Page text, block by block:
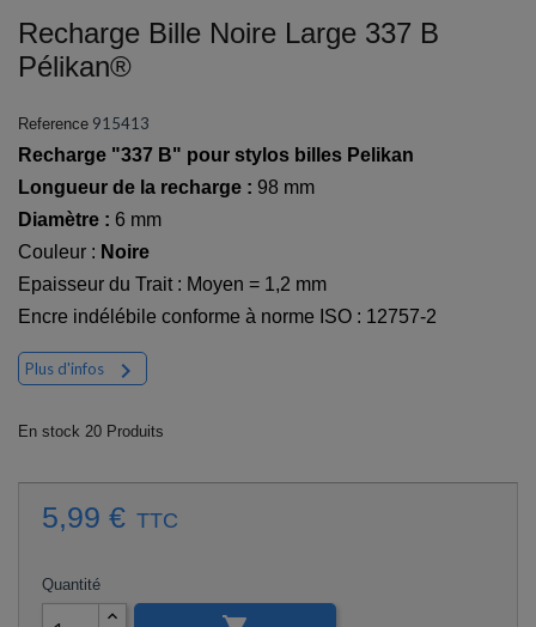
Recharge Bille Noire Large 337 B
Pélikan®
Reference 915413
Recharge "337 B" pour stylos billes Pelikan
Longueur de la recharge : 98 mm
Diamètre : 6 mm
Couleur : Noire
Epaisseur du Trait : Moyen = 1,2 mm
Encre indélébile conforme à norme ISO : 12757-2
Plus d'infos 
En stock 20 Produits
5,99 € TTC
Quantité